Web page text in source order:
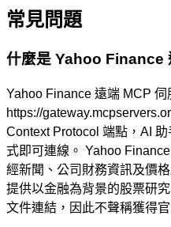
常見問題
什麼是 Yahoo Finance
Yahoo Finance 遠端 MCP 伺
https://
Context Protocol 端點，AI
式即可連線。 Yahoo
經新聞、公司財務資訊及價
提供以金融為背景的股票研
文件連結，因此不聲稱獲得